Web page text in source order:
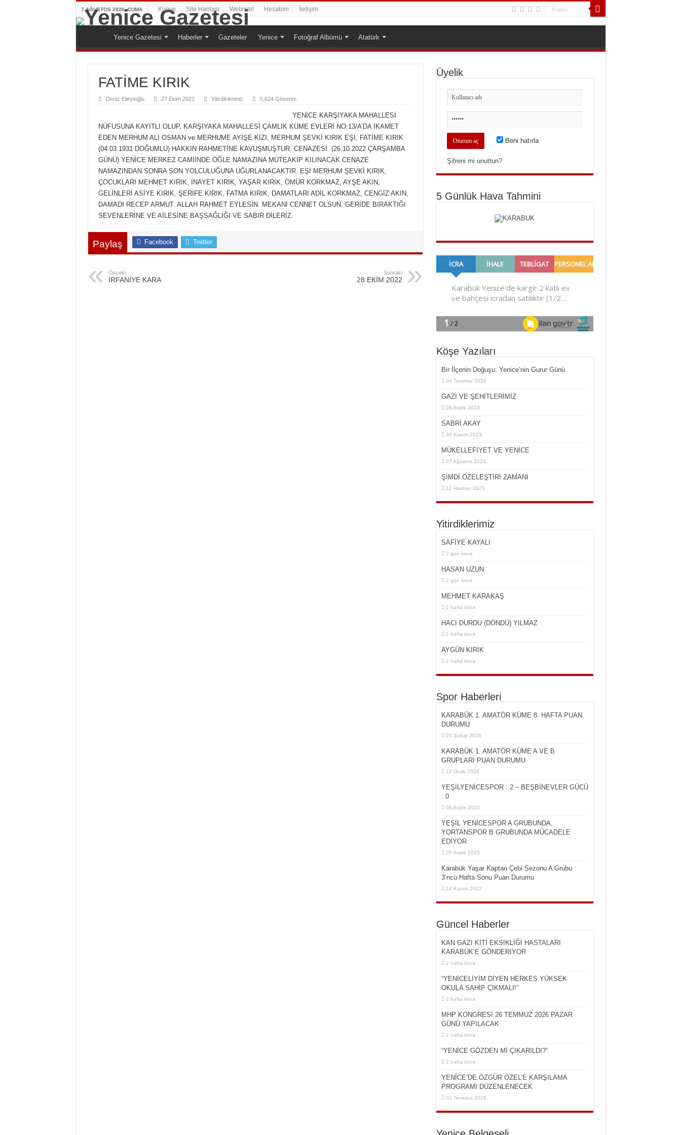
7 AĞUSTOS 2026, CUMA Künye Site Haritası Webmail Hesabım İletişim
Yenice Gazetesi Haberler Gazeteler Yenice Fotoğraf Albümü Atatürk
FATİME KIRIK
Deniz Elieyioğlu 27 Ekim 2022 Yitirdiklerimiz 5,624 Göserim
YENİCE KARŞIYAKA MAHALLESİ
NÜFUSUNA KAYITLI OLUP, KARŞIYAKA MAHALLESİ ÇAMLIK KÜME EVLERİ NO:13/A’DA İKAMET
EDEN MERHUM ALİ OSMAN ve MERHUME AYİŞE KIZI, MERHUM ŞEVKİ KIRIK EŞİ, FATİME KIRIK
(04.03.1931 DOĞUMLU) HAKKIN RAHMETİNE KAVUŞMUŞTUR. CENAZESİ (26.10.2022 ÇARŞAMBA
GÜNÜ) YENİCE MERKEZ CAMİİNDE ÖĞLE NAMAZINA MÜTEAKİP KILINACAK CENAZE
NAMAZINDAN SONRA SON YOLCULUĞUNA UĞURLANACAKTIR. EŞİ MERHUM ŞEVKİ KIRIK,
ÇOCUKLARI MEHMET KIRIK, İNAYET KIRIK, YAŞAR KIRIK, ÖMÜR KORKMAZ, AYŞE AKIN,
GELİNLERİ ASİYE KIRIK, ŞERİFE KIRIK, FATMA KIRIK, DAMATLARI ADİL KORKMAZ, CENGİZ AKIN,
DAMADI RECEP ARMUT. ALLAH RAHMET EYLESİN. MEKANI CENNET OLSUN. GERİDE BIRAKTIĞI
SEVENLERİNE VE AİLESİNE BAŞSAĞLIĞI VE SABIR DİLERİZ.
Paylaş Facebook Twitter
Önceki
İRFANİYE KARA
Sonraki
28 EKİM 2022
Üyelik
Beni hatırla
Şifreni mi unuttun?
5 Günlük Hava Tahmini
Köşe Yazıları
Bir İlçe­nin Do­ğu­şu: Ye­ni­ce’nin Gurur Günü
04 Temmuz 2026
GAZİ VE ŞEHİTLERİMİZ
28 Aralık 2023
SABRİ AKAY
30 Kasım 2023
MÜKELLEFİYET VE YENİCE
07 Ağustos 2023
ŞİMDİ ÖZELEŞTİRİ ZAMANI
12 Haziran 2023
Yitirdiklerimiz
SAFİYE KAYALI
2 gün önce
HASAN UZUN
2 gün önce
MEHMET KARAKAŞ
1 hafta önce
HACI DURDU (DÖNDÜ) YILMAZ
2 hafta önce
AYGÜN KIRIK
2 hafta önce
Spor Haberleri
KARABÜK 1. AMATÖR KÜME 8. HAFTA PUAN
DURUMU
25 Şubat 2026
KARABÜK 1. AMATÖR KÜME A VE B
GRUPLARI PUAN DURUMU
19 Ocak 2026
YEŞİLYENİCESPOR : 2 – BEŞBİNEVLER GÜCÜ
: 0
08 Aralık 2025
YEŞİL YENİCESPOR A GRUBUNDA,
YORTANSPOR B GRUBUNDA MÜCADELE
EDİYOR
05 Aralık 2025
Karabük Yaşar Kaptan Çebi Sezonu A Grubu
3’ncü Hafta Sonu Puan Durumu
14 Kasım 2022
Güncel Haberler
KAN GAZI KİTİ EKSİKLİĞİ HASTALARI
KARABÜK’E GÖNDERİYOR
2 hafta önce
“YENİCELİYİM DİYEN HERKES YÜKSEK
OKULA SAHİP ÇIKMALI!”
2 hafta önce
MHP KONGRESİ 26 TEMMUZ 2026 PAZAR
GÜNÜ YAPILACAK
2 hafta önce
“YENİCE GÖZDEN Mİ ÇIKARILDI?”
2 hafta önce
YENİCE’DE ÖZGÜR ÖZEL’E KARŞILAMA
PROGRAMI DÜZENLENECEK
03 Temmuz 2026